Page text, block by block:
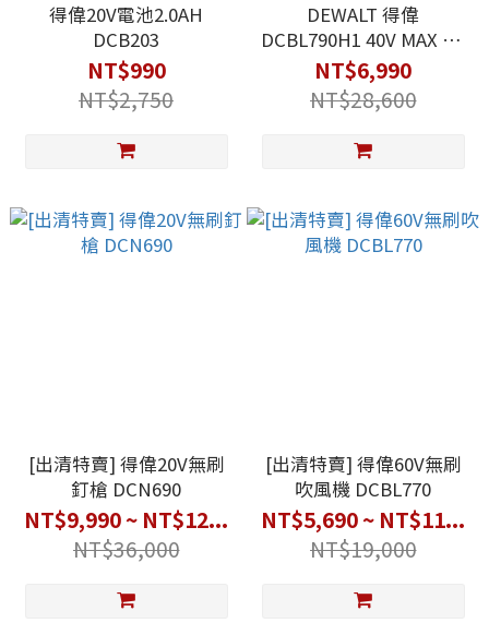
得偉20V電池2.0AH
DCB203
NT$990
NT$2,750
DEWALT 得偉
DCBL790H1 40V MAX XR
無刷吹風機 單電6.0Ah
NT$6,990
NT$28,600
[出清特賣] 得偉20V無刷
釘槍 DCN690
NT$9,990 ~ NT$12...
NT$36,000
[出清特賣] 得偉60V無刷
吹風機 DCBL770
NT$5,690 ~ NT$11...
NT$19,000